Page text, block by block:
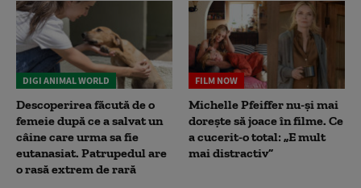
DIGI ANIMAL WORLD
Descoperirea făcută de o
femeie după ce a salvat un
câine care urma sa fie
eutanasiat. Patrupedul are
o rasă extrem de rară
FILM NOW
Michelle Pfeiffer nu-și mai
dorește să joace în filme. Ce
a cucerit-o total: „E mult
mai distractiv”